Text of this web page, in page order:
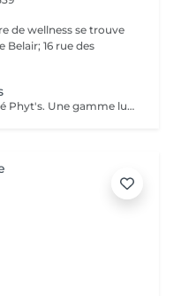
de wellness se trouve
16 rue des
Le soin par excellence anti âge signé Phyt's. Une gamme luxueuse qui permet un traitement aux actifs puissants naturels et complets des peaux matures. Réduction des rides, fermeté ...une efficacité prouvée et résultat visible dès le 1 er soin. Ce soin commence par un rafraîchissement stimulant des pieds pour favoriser la circulation sanguine et la relaxation.